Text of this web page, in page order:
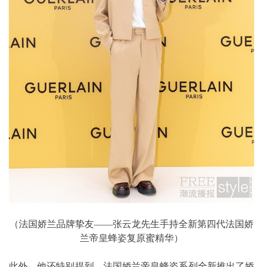
（法国娇兰品牌挚友——张云龙先生手持全新第四代法国娇
兰帝皇蜂姿复原蜜精华）